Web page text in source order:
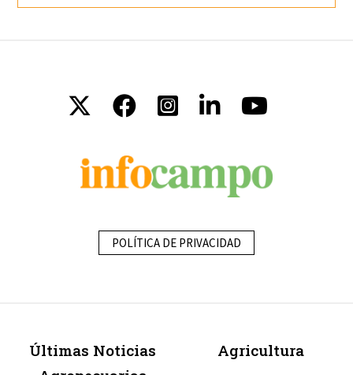
POLÍTICA DE PRIVACIDAD
Últimas Noticias
Agricultura